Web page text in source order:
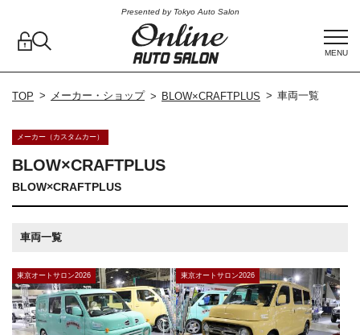
Presented by Tokyo Auto Salon
MENU
TOP メーカー・ショップ BLOW×CRAFTPLUS 車両一覧
メーカー（カスタムカー）
BLOW×CRAFTPLUS
BLOW×CRAFTPLUS
車両一覧
東京オートサロン2026 東京オートサロン2026